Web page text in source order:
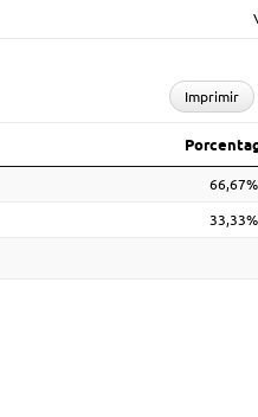
Imprimir
66,67%
33,33%